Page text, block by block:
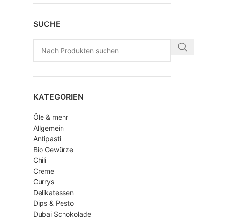
SUCHE
KATEGORIEN
Öle & mehr
Allgemein
Antipasti
Bio Gewürze
Chili
Creme
Currys
Delikatessen
Dips & Pesto
Dubai Schokolade